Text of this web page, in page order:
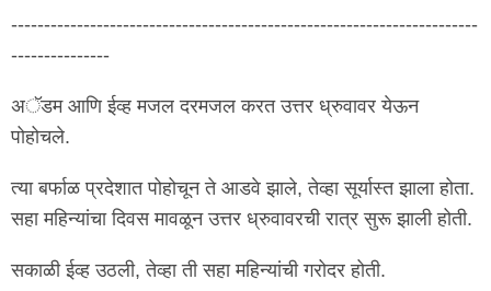
-----------------------------------------------------------------------
---------------
अॅडम आणि ईव्ह मजल दरमजल करत उत्तर ध्रुवावर येऊन
पोहोचले.
त्या बर्फाळ प्रदेशात पोहोचून ते आडवे झाले, तेव्हा सूर्यास्त झाला होता.
सहा महिन्यांचा दिवस मावळून उत्तर ध्रुवावरची रात्र सुरू झाली होती.
सकाळी ईव्ह उठली, तेव्हा ती सहा महिन्यांची गरोदर होती.